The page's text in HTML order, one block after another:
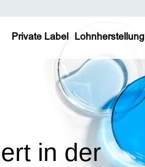
Private Label Lohnherstellung
in der